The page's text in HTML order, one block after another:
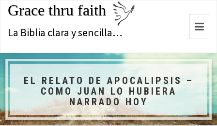
Grace thru faith
La Biblia clara y sencilla…
EL RELATO DE APOCALIPSIS –
COMO JUAN LO HUBIERA
NARRADO HOY